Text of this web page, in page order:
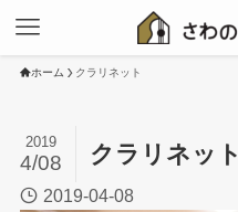
ホーム クラリネット
クラリネット
2019
4/08
2019-04-08